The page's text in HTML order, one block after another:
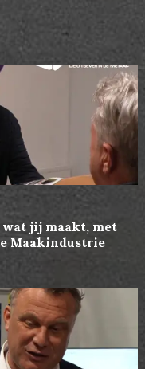
jij maakt, met
Maakindustrie